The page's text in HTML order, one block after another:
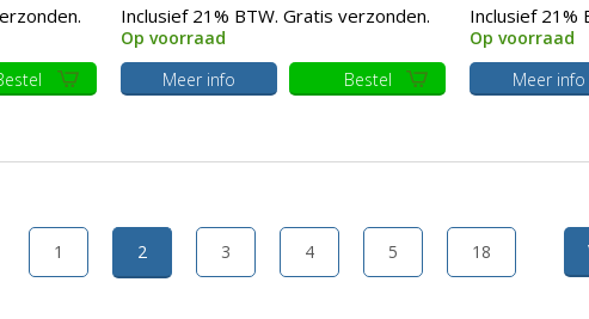
Inclusief 21% BTW. Gratis verzonden.
Op voorraad
Meer info
Bestel
Inclusief 21%
Op voorraad
Meer info
1 2 3 4 5 18